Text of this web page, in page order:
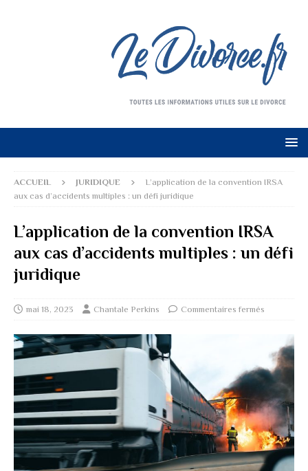
ACCUEIL JURIDIQUE
L’application de la convention IRSA
aux cas d’accidents multiples : un défi juridique
L’application de la convention IRSA
aux cas d’accidents multiples : un défi
juridique
mai 18, 2023 Chantale Perkins Commentaires fermés